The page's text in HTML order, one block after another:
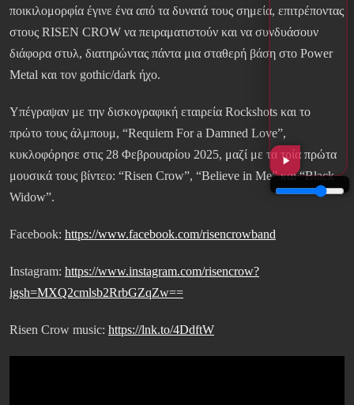
ποικιλομορφία έγινε ένα από τα δυνατά τους σημεία, επιτρέποντας
στους RISEN CROW να πειραματιστούν και να συνδυάσουν
διάφορα στυλ, διατηρώντας πάντα μια σταθερή βάση στο Power
Metal και τον gothic/dark ήχο.
Υπέγραψαν με την δισκογραφική εταιρεία Rockshots και το
πρώτο τους άλμπουμ, “Requiem For a Damned Love”,
κυκλοφόρησε στις 28 Φεβρουαρίου 2025, μαζί με τα τρία πρώτα
μουσικά τους βίντεο: “Risen Crow”, “Believe in Me” και “Black
Widow”.
Facebook: https://www.facebook.com/risencrowband
Instagram: https://www.instagram.com/risencrow?
igsh=MXQ2cmlsb2RrbGZqZw==
Risen Crow music: https://lnk.to/4DdftW